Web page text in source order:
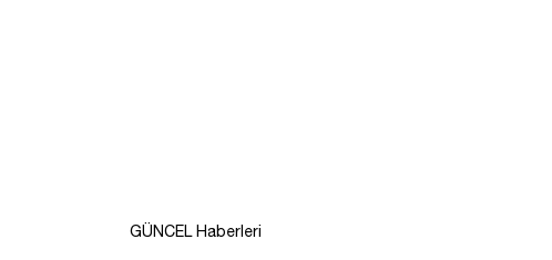
GÜNCEL Haberleri